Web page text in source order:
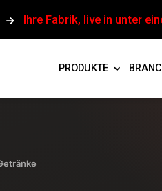
Ihre Fabrik, live in unter
PRODUKTE